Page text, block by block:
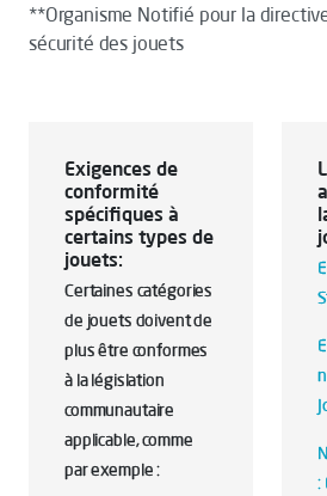
**Organisme Notifié pour la
sécurité des jouets
Exigences de
conformité
spécifiques à
certains types de
jouets:
Certaines catégories
de jouets doivent de
plus être conformes
à la législation
communautaire
applicable, comme
par exemple :
: